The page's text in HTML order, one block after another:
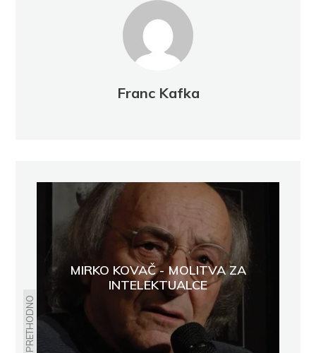
Franc Kafka
PRETHODNO
MIRKO KOVAČ - MOLITVA ZA
INTELEKTUALCE